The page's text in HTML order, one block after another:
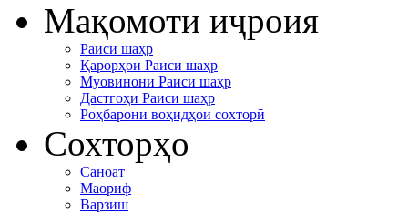
Мақомоти иҷроия
Раиси шаҳр
Қарорҳои Раиси шаҳр
Муовинони Раиси шаҳр
Дастгоҳи Раиси шаҳр
Роҳбарони воҳидҳои сохторӣ
Сохторҳо
Саноат
Маориф
Варзиш